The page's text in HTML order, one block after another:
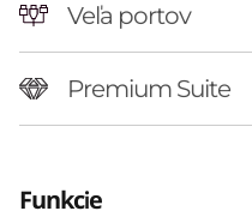
Veľa portov
Premium Suite
Funkcie